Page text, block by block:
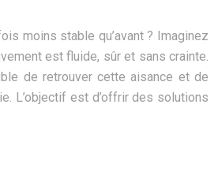
moins stable qu’avant ? Imaginez
est fluide, sûr et sans crainte.
de retrouver cette aisance et de
L’objectif est d’offrir des solutions